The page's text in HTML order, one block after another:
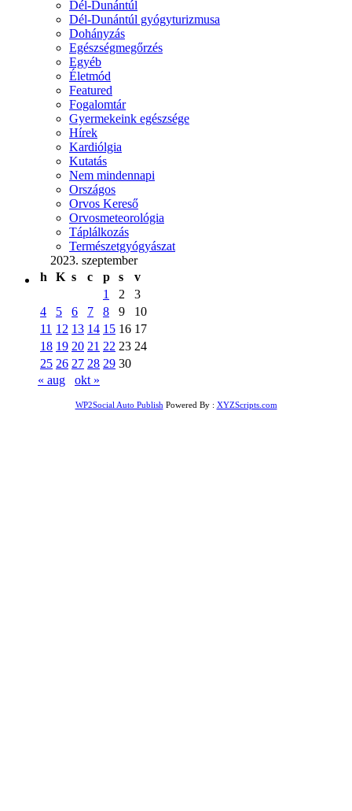
Dél-Dunántúl
Dél-Dunántúl gyógyturizmusa
Dohányzás
Egészségmegőrzés
Egyéb
Életmód
Featured
Fogalomtár
Gyermekeink egészsége
Hírek
Kardiólgia
Kutatás
Nem mindennapi
Országos
Orvos Kereső
Orvosmeteorológia
Táplálkozás
Természetgyógyászat
2023. szeptember
h
K s c p s
v
1
2
3
4
5 6 7 8 9
10
11 12 13 14 15 16 17
18 19 20 21 22 23 24
25 26 27 28 29 30
« aug
okt »
WP2Social Auto Publish Powered By : XYZScripts.com